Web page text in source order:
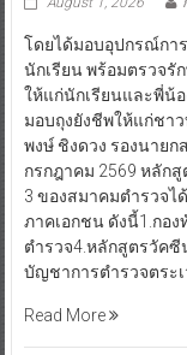
โดยได้มอบอุปกรณ์กา
นักเรียน พร้อมตรวจรั
ให้แก่นักเรียนและพี่น้
มอบถุงยังชีพให้แก่ชา
พงษ์ ชิงดวง รองนายก
กรกฎาคม 2569 หลัก
3 ของสมาคมตำรวจไ
ภาคเอกชน ดังนี้1.กอ
ตำรวจ4.หลักสูตรวัคซี
บัญชาการตำรวจตระ
Read More